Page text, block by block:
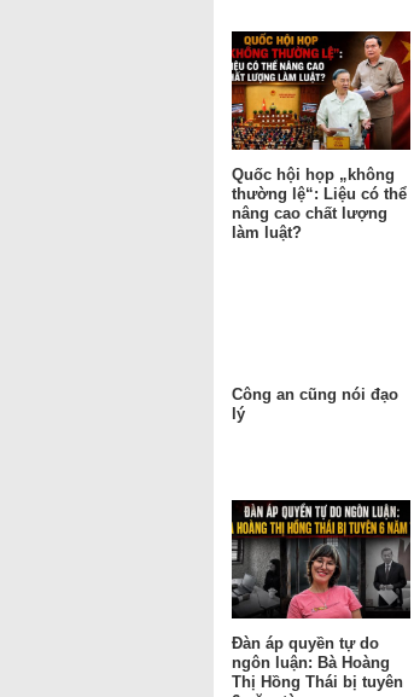
Quốc hội họp „không
thường lệ“: Liệu có thể
nâng cao chất lượng
làm luật?
Công an cũng nói đạo
lý
Đàn áp quyền tự do
ngôn luận: Bà Hoàng
Thị Hồng Thái bị tuyên